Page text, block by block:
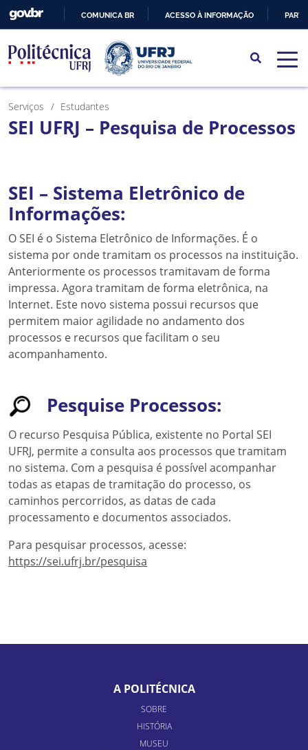
PARA
O
CONTEÚDO
COMUNICA BR ACESSO À INFORMAÇÃO
Serviços Estudantes
SEI UFRJ – Pesquisa de Processos
SEI – Sistema Eletrônico de
Informações:
O SEI é o Sistema Eletrônico de Informações. É o
sistema por onde tramitam os processos na instituição.
Anteriormente os processos tramitavam de forma
impressa. Agora tramitam de forma eletrônica, na
Internet. Este novo sistema possui recursos que
permitem maior agilidade no andamento dos
processos e recursos que facilitam o seu
acompanhamento.
Pesquise Processos:
O recurso Pesquisa Pública, existente no Portal SEI
UFRJ, permite a consulta aos processos que tramitam
no sistema. Com a pesquisa é possível acompanhar
todas as etapas de tramitação do processo, os
caminhos percorridos, as datas de cada
processamento e documentos associados.
Para pesquisar processos, acesse:
https://sei.ufrj.br/pesquisa
A POLITÉCNICA
SOBRE
HISTÓRIA
MUSEU